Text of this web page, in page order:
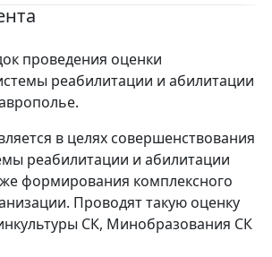
проведения оценки
реабилитации и абилитации
в целях совершенствования
реабилитации и абилитации
формирования комплексного
Проводят такую оценку
СК, Минобразования СК